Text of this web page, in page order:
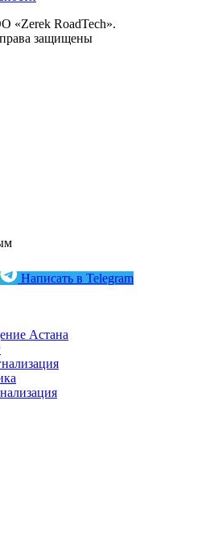
«Zerek RoadTech».
защищены
Написать в Telegram
Астана